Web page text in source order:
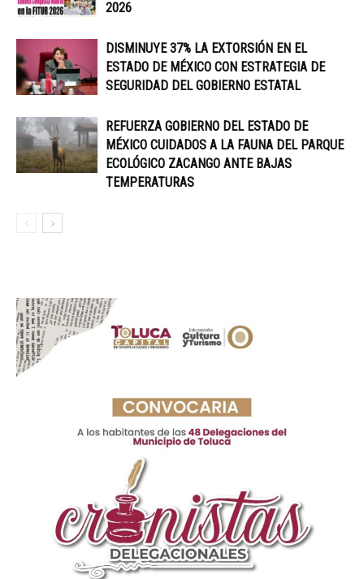
2026
DISMINUYE 37% LA EXTORSIÓN EN EL
ESTADO DE MÉXICO CON ESTRATEGIA DE
SEGURIDAD DEL GOBIERNO ESTATAL
REFUERZA GOBIERNO DEL ESTADO DE
MÉXICO CUIDADOS A LA FAUNA DEL PARQUE
ECOLÓGICO ZACANGO ANTE BAJAS
TEMPERATURAS